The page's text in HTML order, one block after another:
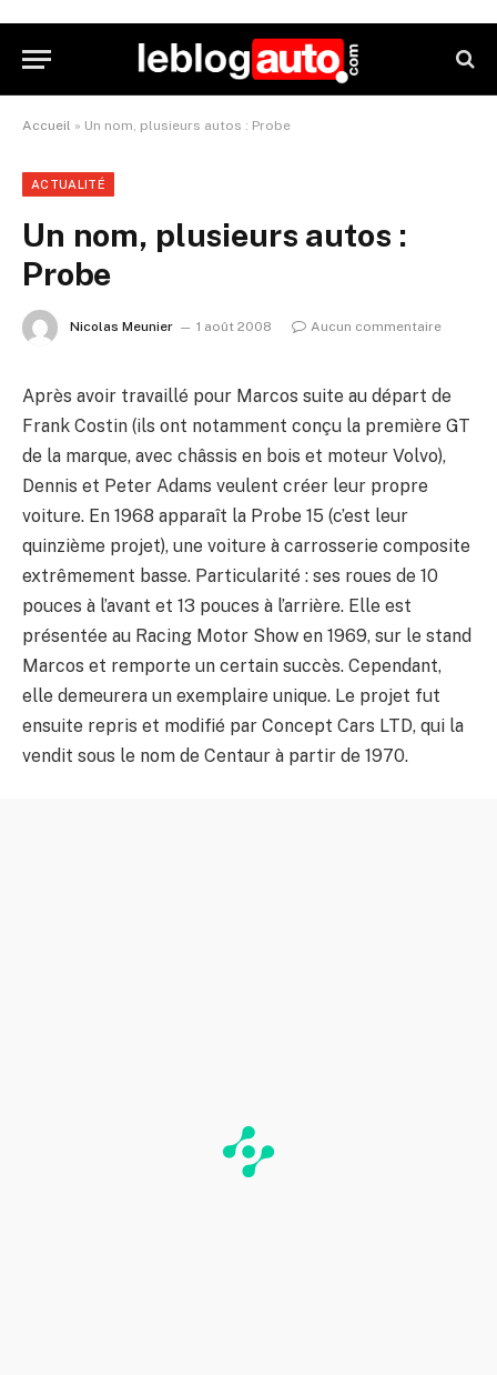
Accueil » Un nom, plusieurs autos : Probe
ACTUALITÉ
Un nom, plusieurs autos :
Probe
Nicolas Meunier 1 août 2008 Aucun commentaire
Après avoir travaillé pour Marcos suite au départ de
Frank Costin (ils ont notamment conçu la première GT
de la marque, avec châssis en bois et moteur Volvo),
Dennis et Peter Adams veulent créer leur propre
voiture. En 1968 apparaît la Probe 15 (c’est leur
quinzième projet), une voiture à carrosserie composite
extrêmement basse. Particularité : ses roues de 10
pouces à l’avant et 13 pouces à l’arrière. Elle est
présentée au Racing Motor Show en 1969, sur le stand
Marcos et remporte un certain succès. Cependant,
elle demeurera un exemplaire unique. Le projet fut
ensuite repris et modifié par Concept Cars LTD, qui la
vendit sous le nom de Centaur à partir de 1970.